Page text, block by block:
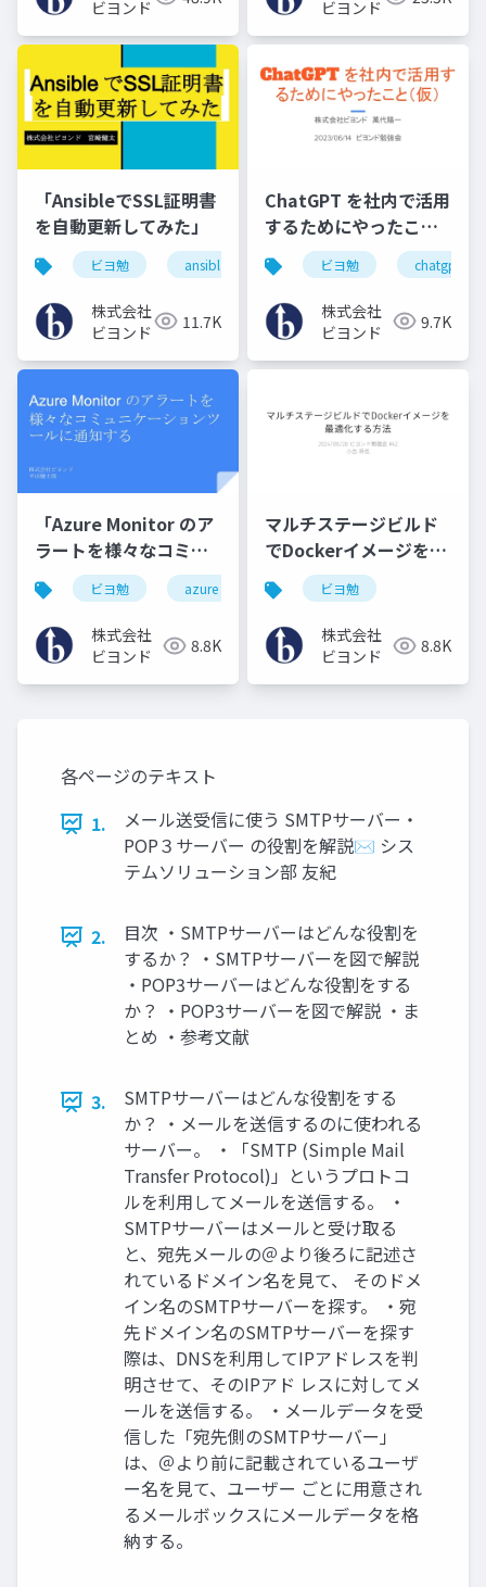
ビヨンド ビヨンド
「AnsibleでSSL証明書
を自動更新してみた」
ビヨ勉 ansibl ssl
株式会社
ビヨンド
11.7K
ChatGPT を社内で活用
するためにやったこと
（仮） ビヨ勉 chatgpt
株式会社
ビヨンド
9.7K
「Azure Monitor のア
ラートを様々なコミュ
ニケーションツールに
通知する」
ビヨ勉 azure
株式会社
ビヨンド
8.8K
マルチステージビルド
でDockerイメージを最
適化する方法
ビヨ勉
株式会社
ビヨンド
8.8K
各ページのテキスト
1.
メール送受信に使う SMTPサーバー・
POP３サーバー の役割を解説✉ シス
テムソリューション部 友紀
2.
目次 ・SMTPサーバーはどんな役割を
するか？ ・SMTPサーバーを図で解説
・POP3サーバーはどんな役割をする
か？ ・POP3サーバーを図で解説 ・ま
とめ ・参考文献
3.
SMTPサーバーはどんな役割をする
か？ ・メールを送信するのに使われる
サーバー。 ・「SMTP (Simple Mail
Transfer Protocol)」というプロトコ
ルを利用してメールを送信する。 ・
SMTPサーバーはメールと受け取る
と、宛先メールの＠より後ろに記述さ
れているドメイン名を見て、 そのドメ
イン名のSMTPサーバーを探す。 ・宛
先ドメイン名のSMTPサーバーを探す
際は、DNSを利用してIPアドレスを判
明させて、そのIPアド レスに対してメ
ールを送信する。 ・メールデータを受
信した「宛先側のSMTPサーバー」
は、＠より前に記載されているユーザ
ー名を見て、ユーザー ごとに用意され
るメールボックスにメールデータを格
納する。